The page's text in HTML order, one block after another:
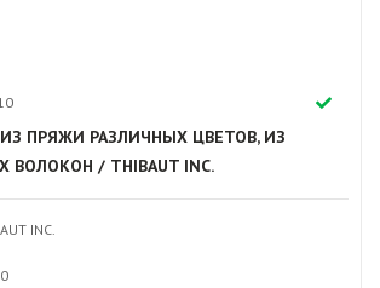
ПРЯЖИ РАЗЛИЧНЫХ ЦВЕТОВ, ИЗ
ВОЛОКОН / THIBAUT INC.
INC.